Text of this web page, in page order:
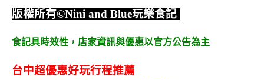
版權所有©Nini and Blue玩樂食記
食記具時效性， 店家資訊與優惠以官方公告為主
台中超優惠好玩行程推薦